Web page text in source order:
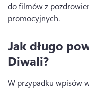
do filmów z
promocyjnych.
Jak długo
Diwali?
W przypadku wpisów